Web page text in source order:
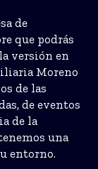
de
que podrás
versión en
Moreno
de las
de eventos
de la
una
entorno.